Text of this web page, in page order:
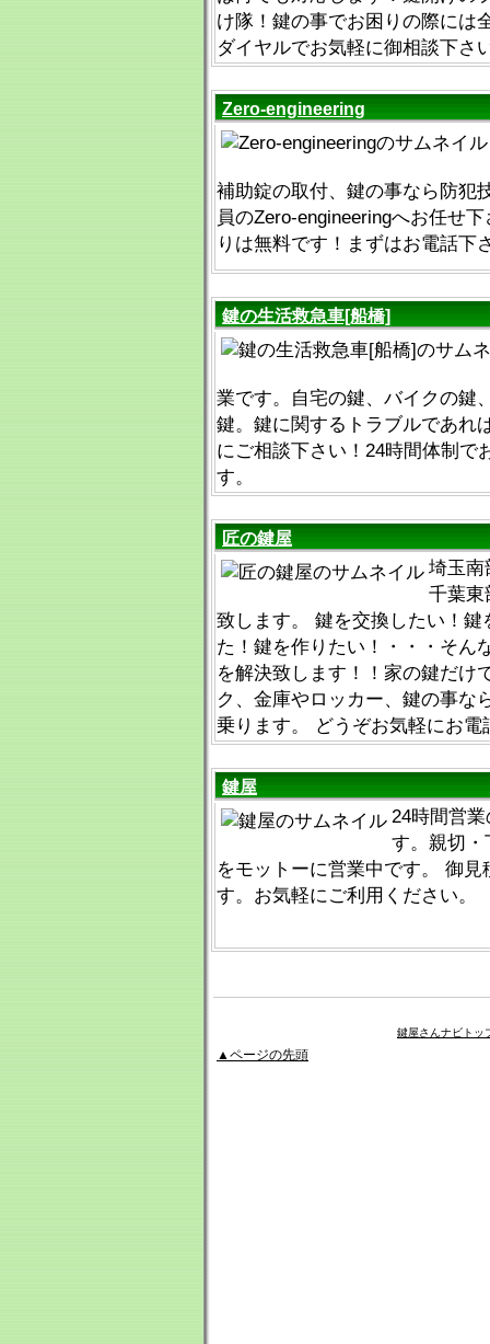
け隊！鍵の事でお困りの際には
ダイヤルでお気軽に御相談下さ
Zero-engineering
補助錠の取付、鍵の事なら防犯
員のZero-engineeringへお任せ
りは無料です！まずはお電話下
鍵の生活救急車[船橋]
業です。自宅の鍵、バイクの鍵
鍵。鍵に関するトラブルであれ
にご相談下さい！24時間体制で
す。
匠の鍵屋
埼玉南
千葉東
致します。 鍵を交換したい！鍵
た！鍵を作りたい！・・・そん
を解決致します！！家の鍵だけ
ク、金庫やロッカー、鍵の事な
乗ります。 どうぞお気軽にお電
鍵屋
24時間営
す。親切・
をモットーに営業中です。 御見
す。お気軽にご利用ください。
鍵屋さんナビトッ
▲ページの先頭